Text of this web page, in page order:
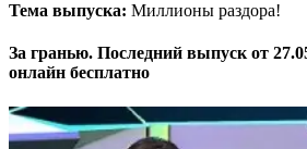
Тема выпуска: Миллионы раздора!
За гранью. Последний выпуск от
онлайн бесплатно